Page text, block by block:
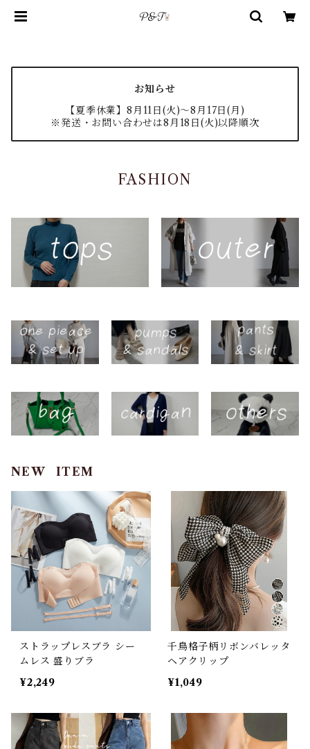
お知らせ
【夏季休業】8月11日(火)〜8月17日(月)
※発送・お問い合わせは8月18日(火)以降順次
FASHION
NEW ITEM
ストラップレスブラ シー
ムレス 盛りブラ
¥2,249
千鳥格子柄リボンバレッタ
ヘアクリップ
¥1,049